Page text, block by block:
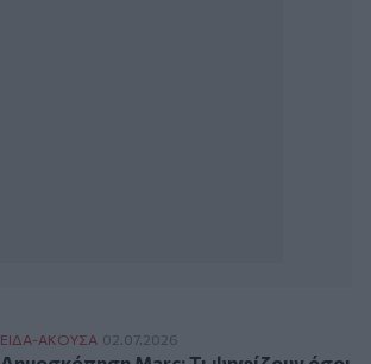
Δημοσκόπηση Marc: Τι ψηφίζουν όσοι
ΕΙΔΑ-ΑΚΟΥΣΑ 02.07.2026